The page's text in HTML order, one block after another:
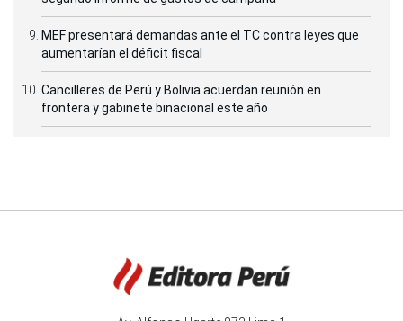
MEF presentará demandas ante el TC contra leyes que
aumentarían el déficit fiscal
Cancilleres de Perú y Bolivia acuerdan reunión en
frontera y gabinete binacional este año